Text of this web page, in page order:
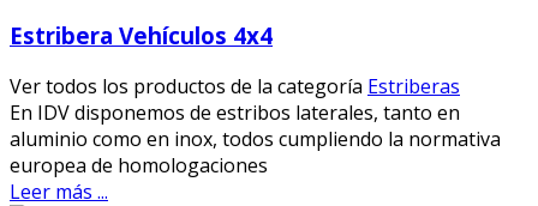
Estribera Vehículos 4x4
Ver todos los productos de la categoría Estriberas
En IDV disponemos de estribos laterales, tanto en
aluminio como en inox, todos cumpliendo la normativa
europea de homologaciones
Leer más ...